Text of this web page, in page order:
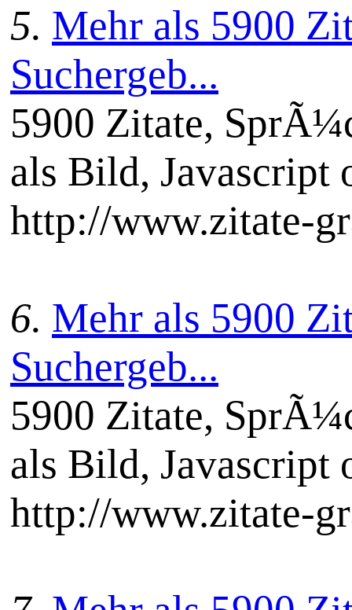
5. Mehr als 5900
Suchergeb...
5900 Zitate,
als Bild, Javascript
http://www.zitate-
6. Mehr als 5900
Suchergeb...
5900 Zitate,
als Bild, Javascript
http://www.zitate-